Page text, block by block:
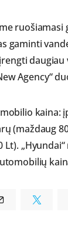
ruošiamasi
gaminti
Agency“
kaina:
(maždaug
Lt).